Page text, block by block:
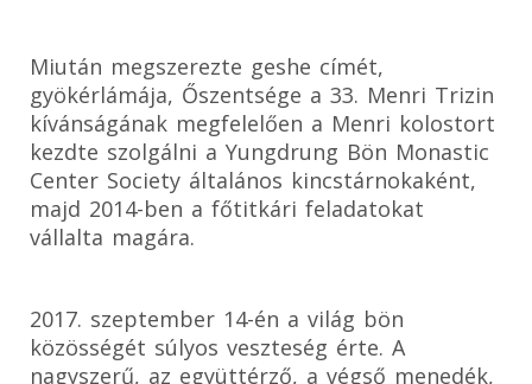
Miután megszerezte geshe címét,
gyökérlámája, Őszentsége a 33. Menri Trizin
kívánságának megfelelően a Menri kolostort
kezdte szolgálni a Yungdrung Bön Monastic
Center Society általános kincstárnokaként,
majd 2014-ben a főtitkári feladatokat
vállalta magára.
2017. szeptember 14-én a világ bön
közösségét súlyos veszteség érte. A
nagyszerű, az együttérző, a végső menedék,